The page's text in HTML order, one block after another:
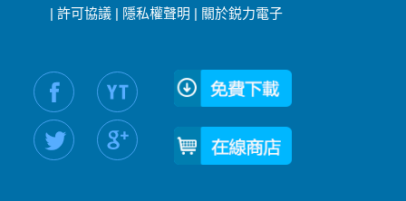
| 許可協議| 隱私權聲明 | 關於鋭力電子
社交媒體信息：